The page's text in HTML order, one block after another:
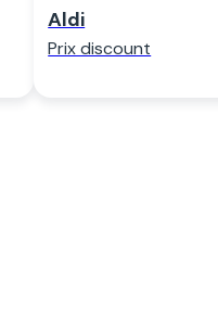
Aldi
Prix discount